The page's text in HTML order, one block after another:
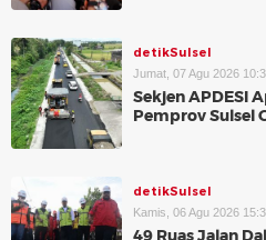
detikSulsel
Jumat, 07 Agu 2026
Sekjen APDESI
Pemprov Sulsel
detikSulsel
Kamis, 06 Agu 2026
49 Ruas Jalan